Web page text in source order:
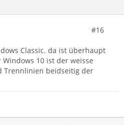
#16
Classic. da ist überhaupt
10 ist der weisse
Trennlinien beidseitig der